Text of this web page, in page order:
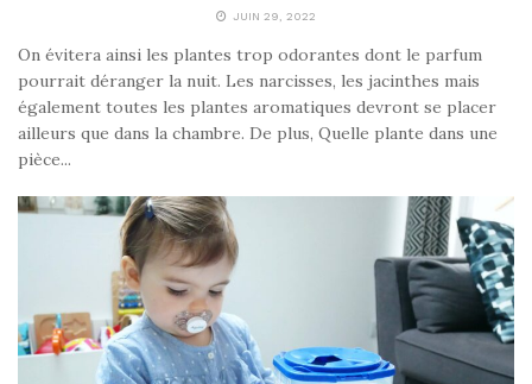
JUIN 29, 2022
On évitera ainsi les plantes trop odorantes dont le parfum
pourrait déranger la nuit. Les narcisses, les jacinthes mais
également toutes les plantes aromatiques devront se placer
ailleurs que dans la chambre. De plus, Quelle plante dans une
pièce...